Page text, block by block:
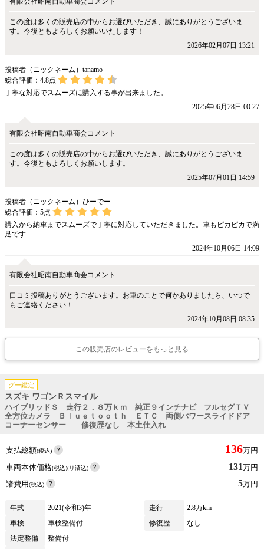
この度は多くの販売店の中からお選びいただき、誠にありがとうございま
す。今後ともよろしくお願いいたします！
2026年02月07日 13:21
投稿者（ニックネーム）tanamo
総合評価： 4.8点
丁寧な対応でスムーズに購入する事が出来ました。
2025年06月28日 00:27
有限会社昭南自動車商会コメント
この度は多くの販売店の中からお選びいただき、誠にありがとうございま
す。今後ともよろしくお願いします。
2025年07月01日 14:59
投稿者（ニックネーム）ひーでー
総合評価： 5点
購入から納車までスムーズで丁寧に対応していただきました。車もピカピカで満
足です
2024年10月06日 14:09
有限会社昭南自動車商会コメント
口コミ投稿ありがとうございます。お車のことで何かありましたら、いつで
もご連絡ください！
2024年10月08日 08:35
この販売店のレビューをもっと見る
グー鑑定
スズキ ワゴンＲスマイル
ハイブリッドＳ 走行２．８万ｋｍ 純正９インチナビ フルセグＴＶ
全方位カメラ Ｂｌｕｅｔｏｏｔｈ ＥＴＣ 両側パワースライドドア
コーナーセンサー 修復歴なし 本土仕入れ
支払総額(税込) 136万円
車両本体価格(税込)(リ済込) 131万円
諸費用(税込) 5万円
年式 2021(令和3)年 走行
2.8万km
車検
車検整備付 修復歴
なし
法定整備
整備付